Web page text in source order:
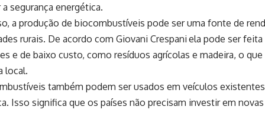
segurança energética.
a produção de biocombustíveis pode ser uma fonte de
rurais. De acordo com Giovani Crespaniela pode ser
e de baixo custo, como resíduos agrícolas e madeira, o
local.
também podem ser usados ​​em veículos
Isso significa que os países não precisam investir em